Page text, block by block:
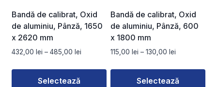
fi
alese
în
produsului.
fi
alese
în
produsului.
Bandă de calibrat, Oxid
de aluminiu, Pânză, 1650
x 2620 mm
432,00 lei – 485,00 lei
prețuri:
Selectează
Bandă de calibrat, Oxid
de aluminiu, Pânză, 600
x 1800 mm
115,00 lei – 130,00 lei
prețuri:
115,00 lei
Selectează